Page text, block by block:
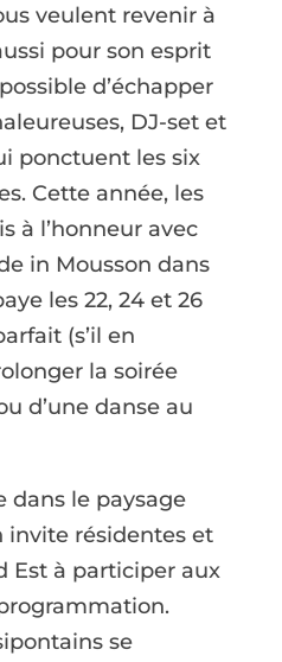
veulent revenir à
pour son esprit
d’échapper
DJ-set et
ponctuent les six
Cette année, les
à l’honneur avec
in Mousson dans
les 22, 24 et 26
(s’il en
la soirée
d’une danse au
dans le paysage
invite résidentes et
Est à participer aux
se